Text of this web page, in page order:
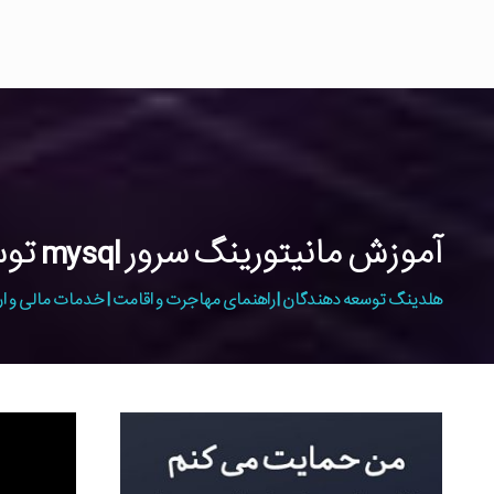
آموزش مانیتورینگ سرور mysql توسط دستور mytop
هلدینگ توسعه دهندگان | راهنمای مهاجرت و اقامت | خدمات مالی و